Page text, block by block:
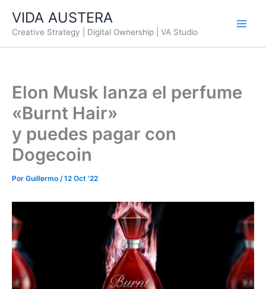
contenido
VIDA AUSTERA
Creative Strategy | Digital Ownership | VA Studio
Elon Musk lanza el perfume
«Burnt Hair»
y puedes pagar con
Dogecoin
Por Guillermo /12 Oct ’22